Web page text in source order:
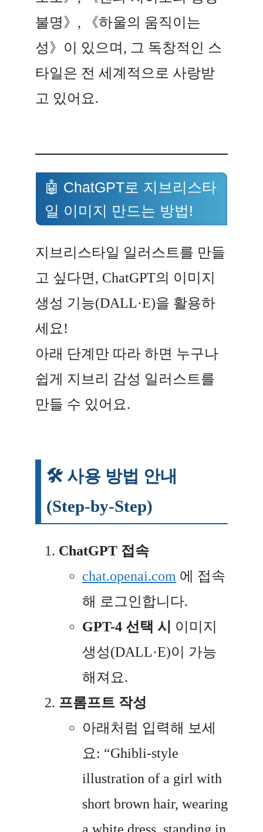
불명》, 《하울의 움직이는
성》이 있으며, 그 독창적인 스
타일은 전 세계적으로 사랑받
고 있어요.
🤖 ChatGPT로 지브리스타
일 이미지 만드는 방법!
지브리스타일 일러스트를 만들
고 싶다면, ChatGPT의 이미지
생성 기능(DALL·E)을 활용하
세요!
아래 단계만 따라 하면 누구나
쉽게 지브리 감성 일러스트를
만들 수 있어요.
🛠️ 사용 방법 안내
(Step-by-Step)
ChatGPT 접속
chat.openai.com 에 접속
해 로그인합니다.
GPT-4 선택 시
이미지
생성(DALL·E)이 가능
해져요.
프롬프트 작성
아래처럼 입력해 보세
요: “Ghibli-style
illustration of a girl with
short brown hair, wearing
a white dress, standing in